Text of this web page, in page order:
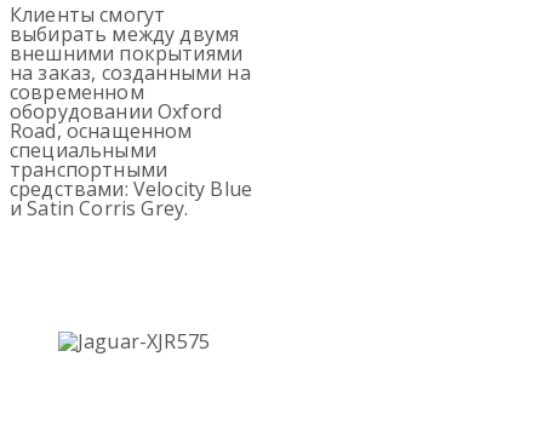
Клиенты смогут
выбирать между двумя
внешними покрытиями
на заказ, созданными на
современном
оборудовании Oxford
Road, оснащенном
специальными
транспортными
средствами: Velocity Blue
и Satin Corris Grey.